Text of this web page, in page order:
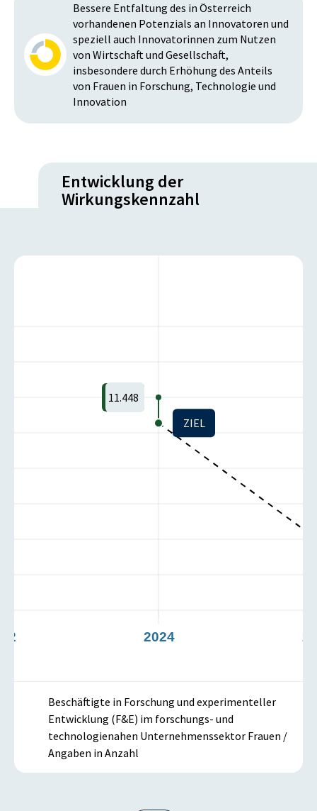
Bessere Entfaltung des in Österreich
vorhandenen Potenzials an Innovatoren und
speziell auch Innovatorinnen zum Nutzen
von Wirtschaft und Gesellschaft,
insbesondere durch Erhöhung des Anteils
von Frauen in Forschung, Technologie und
Innovation
Entwicklung der
Wirkungskennzahl
2024
11.448
ZIEL
Beschäftigte in Forschung und experimenteller
Entwicklung (F&E) im forschungs- und
technologienahen Unternehmenssektor Frauen /
Angaben in Anzahl